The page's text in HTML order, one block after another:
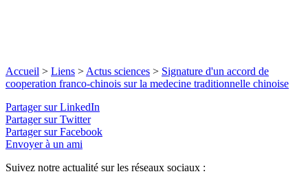
Accueil > Liens > Actus sciences > Signature d'un accord de
cooperation franco-chinois sur la medecine traditionnelle chinoise
Partager sur LinkedIn
Partager sur Twitter
Partager sur Facebook
Envoyer à un ami
Suivez notre actualité sur les réseaux sociaux :